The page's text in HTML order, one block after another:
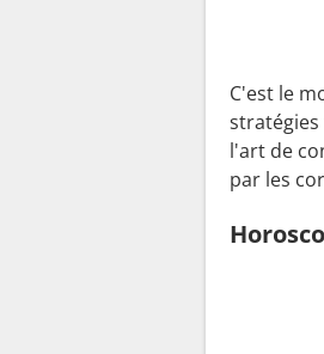
C'est le
stratégies
l'art de
par les